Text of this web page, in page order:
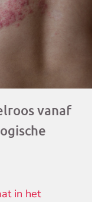
vanaf
in het